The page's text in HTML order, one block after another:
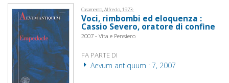
Casamento, Alfredo, 1973-
Voci, rimbombi ed eloquenza :
Cassio Severo, oratore di confine
2007 - Vita e Pensiero
FA PARTE DI
Aevum antiquum : 7, 2007